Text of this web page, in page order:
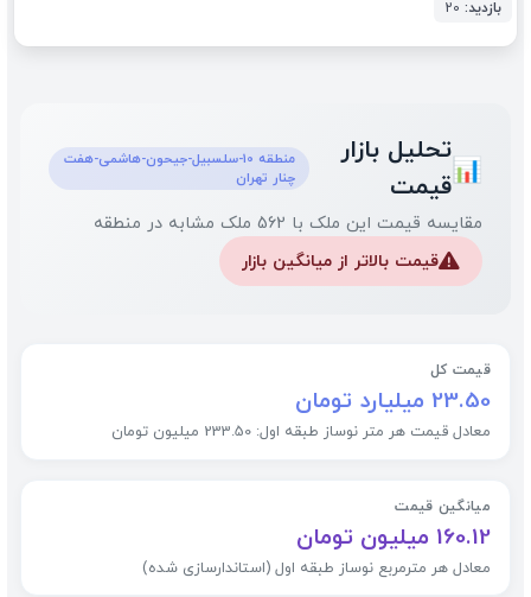
بازدید: 20
📊
تحلیل بازار
قیمت
منطقه 10-سلسبیل-جیحون-هاشمی-هفت
چنار تهران
مقایسه قیمت این ملک با 562 ملک مشابه در منطقه
⚠️قیمت بالاتر از میانگین بازار
قیمت کل
23.50 میلیارد تومان
معادل قیمت هر متر نوساز طبقه اول: 233.50 میلیون تومان
میانگین قیمت
160.12 میلیون تومان
معادل هر مترمربع نوساز طبقه اول (استاندارسازی شده)